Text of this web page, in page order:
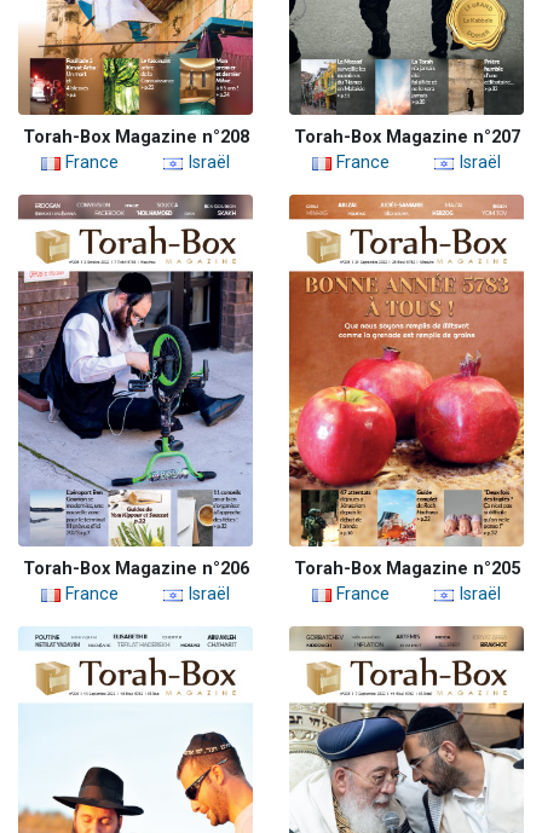
Torah-Box Magazine n°208
France
Israël
Torah-Box Magazine n°207
France
Israël
Torah-Box Magazine n°206
France
Israël
Torah-Box Magazine n°205
France
Israël